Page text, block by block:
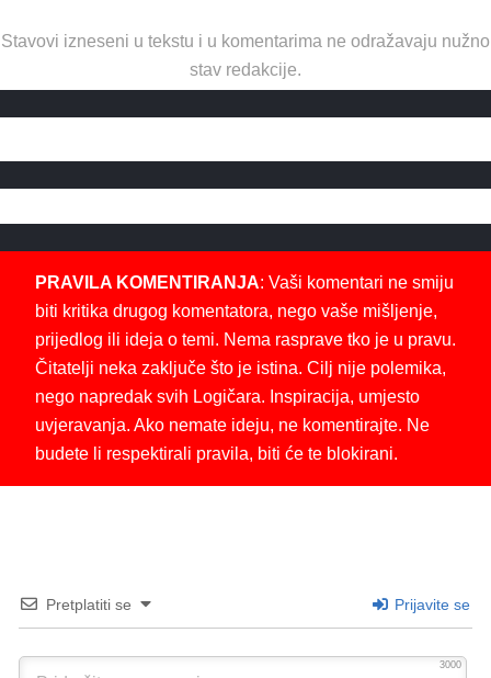
Stavovi izneseni u tekstu i u komentarima ne odražavaju nužno
stav redakcije.
PRAVILA KOMENTIRANJA: Vaši komentari ne smiju
biti kritika drugog komentatora, nego vaše mišljenje,
prijedlog ili ideja o temi. Nema rasprave tko je u pravu.
Čitatelji neka zaključe što je istina. Cilj nije polemika,
nego napredak svih Logičara. Inspiracija, umjesto
uvjeravanja. Ako nemate ideju, ne komentirajte. Ne
budete li respektirali pravila, biti će te blokirani.
Pretplatiti se Prijavite se
3000